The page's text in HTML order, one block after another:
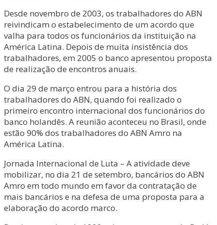
Desde novembro de 2003, os trabalhadores do ABN
reivindicam o estabelecimento de um acordo que
valha para todos os funcionários da instituição na
América Latina. Depois de muita insistência dos
trabalhadores, em 2005 o banco apresentou proposta
de realização de encontros anuais.
O dia 29 de março entrou para a história dos
trabalhadores do ABN, quando foi realizado o
primeiro encontro internacional dos funcionários do
banco holandês. A reunião aconteceu no Brasil, onde
estão 90% dos trabalhadores do ABN Amro na
América Latina.
Jornada Internacional de Luta – A atividade deve
mobilizar, no dia 21 de setembro, bancários do ABN
Amro em todo mundo em favor da contratação de
mais bancários e na defesa de uma proposta para a
elaboração do acordo marco.